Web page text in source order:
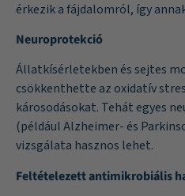
érkezik a fájdalomról, így
Neuroprotekció
Állatkísérletekben és sejtes
csökkenthette az oxidatív
károsodásokat. Tehát egyes
(például Alzheimer- és
vizsgálata hasznos lehet.
Feltételezett antimikrobiális